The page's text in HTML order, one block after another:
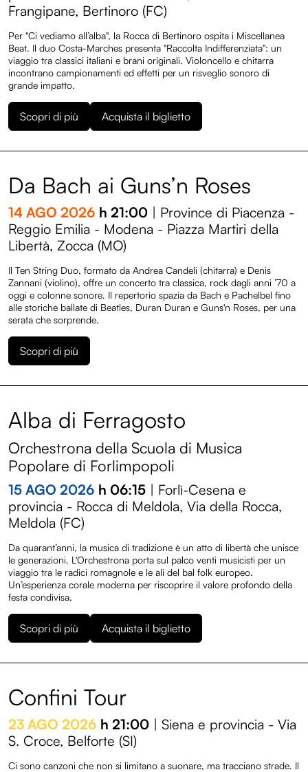
Programma
Entroterre Experience
Biglietteria
Convenzioni
Sostienici
Diventa volontario
Edizioni
Entroterre Festival 2025
Entroterre Festival 2024
Frangipane, Bertinoro (FC)
Per "Ci vediamo all’alba", la Rocca di Bertinoro ospita i Miscellanea
Beat. Il duo Costa-Marches presenta "Raccolta Indifferenziata": un
viaggio tra classici italiani e brani originali. Violoncello e chitarra
incontrano campionamenti ed effetti per un risveglio sonoro di
grande impatto.
Scopri di più Acquista il biglietto
Da Bach ai Guns’n Roses
14 AGO 2026 h 21:00 | Province di Piacenza -
Reggio Emilia - Modena - Piazza Martiri della
Libertà, Zocca (MO)
Il Ten String Duo, formato da Andrea Candeli (chitarra) e Denis
Zannani (violino), offre un concerto tra classica, rock dagli anni ’70 a
oggi e colonne sonore. Il repertorio spazia da Bach e Pachelbel fino
alle storiche ballate di Beatles, Duran Duran e Guns'n Roses, per una
serata che sorprende.
Scopri di più
Alba di Ferragosto
Orchestrona della Scuola di Musica
Popolare di Forlimpopoli
15 AGO 2026 h 06:15 | Forlì-Cesena e
provincia - Rocca di Meldola, Via della Rocca,
Meldola (FC)
Da quarant’anni, la musica di tradizione è un atto di libertà che unisce
le generazioni. L'Orchestrona porta sul palco venti musicisti per un
viaggio tra le radici romagnole e le ali del bal folk europeo.
Un’esperienza corale moderna per riscoprire il valore profondo della
festa condivisa.
Scopri di più Acquista il biglietto
Confini Tour
23 AGO 2026 h 21:00 | Siena e provincia - Via
S. Croce, Belforte (SI)
Ci sono canzoni che non si limitano a suonare, ma tracciano strade. Il